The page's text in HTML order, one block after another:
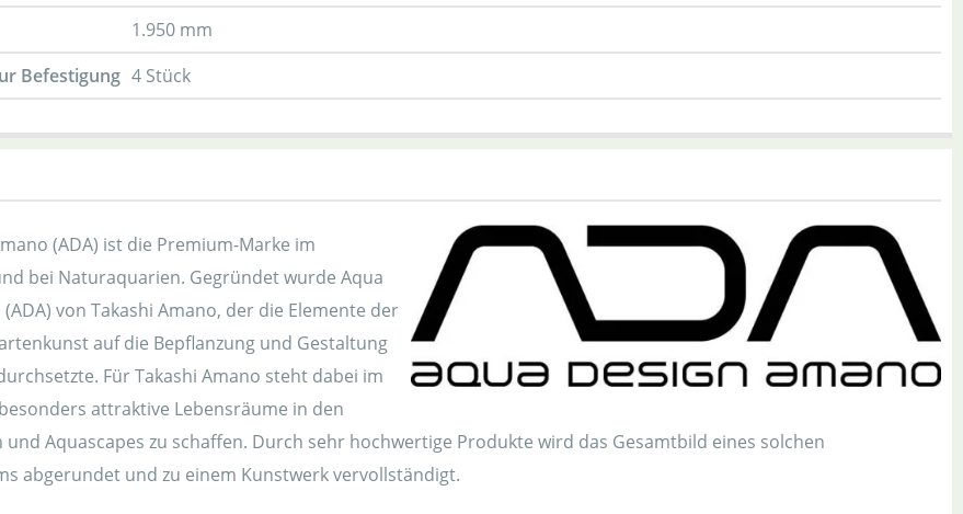
1.950 mm
Befestigung 4 Stück
(ADA) ist die Premium-Marke im
bei Naturaquarien. Gegründet wurde Aqua
von Takashi Amano, der die Elemente der
auf die Bepflanzung und Gestaltung
Für Takashi Amano steht dabei im
attraktive Lebensräume in den
Aquascapes zu schaffen. Durch sehr hochwertige Produkte wird das Gesamtbild eines solchen
abgerundet und zu einem Kunstwerk vervollständigt.